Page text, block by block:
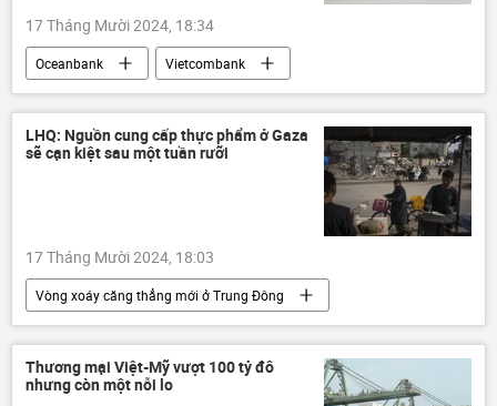
17 Tháng Mười 2024, 18:34
Oceanbank
Vietcombank
ngân hàng
Việt Nam
Kinh tế
Ngân hàng Nhà nước
LHQ: Nguồn cung cấp thực phẩm ở Gaza
sẽ cạn kiệt sau một tuần rưỡi
17 Tháng Mười 2024, 18:03
Vòng xoáy căng thẳng mới ở Trung Đông
Gaza
Trung Đông
Thế giới
Liên Hợp Quốc
Israel
Palestine
xung đột quân sự
Thương mại Việt-Mỹ vượt 100 tỷ đô
nhưng còn một nỗi lo